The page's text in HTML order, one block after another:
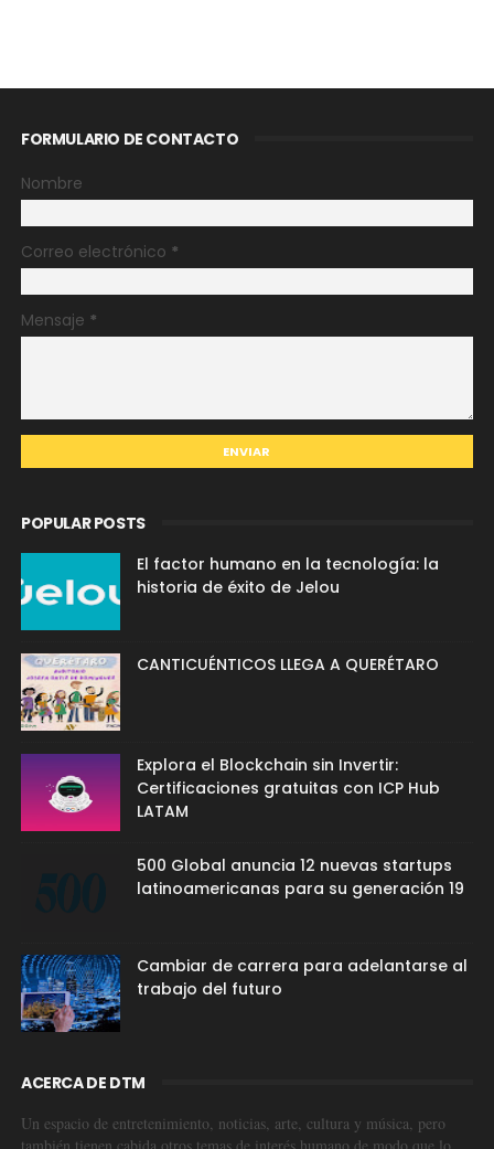
FORMULARIO DE CONTACTO
Nombre
Correo electrónico *
Mensaje *
POPULAR POSTS
El factor humano en la tecnología: la
historia de éxito de Jelou
CANTICUÉNTICOS LLEGA A QUERÉTARO
Explora el Blockchain sin Invertir:
Certificaciones gratuitas con ICP Hub
LATAM
500 Global anuncia 12 nuevas startups
latinoamericanas para su generación 19
Cambiar de carrera para adelantarse al
trabajo del futuro
ACERCA DE DTM
Un espacio de entretenimiento, noticias, arte, cultura y música, pero